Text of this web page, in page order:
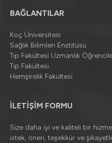
BAĞLANTILAR
Koç Üniversitesi
Sağlık Bilimleri Enstitüsü
Tıp Fakültesi Uzmanlık
Tıp Fakültesi
Hemşirelik Fakültesi
İLETİŞİM FORMU
Size daha iyi ve kaliteli bir
istek, öneri, teşekkür ve